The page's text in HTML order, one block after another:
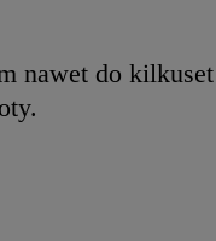
nawet do kilkuset